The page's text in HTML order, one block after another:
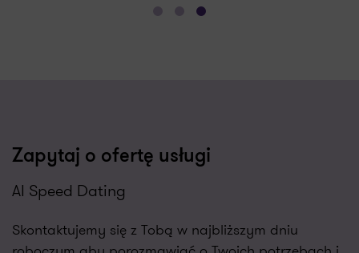
Zapytaj o ofertę usługi
AI Speed Dating
Skontaktujemy się z Tobą w najbliższym dniu